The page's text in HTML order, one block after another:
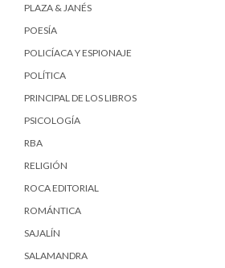
PLAZA & JANÉS
POESÍA
POLICÍACA Y ESPIONAJE
POLÍTICA
PRINCIPAL DE LOS LIBROS
PSICOLOGÍA
RBA
RELIGIÓN
ROCA EDITORIAL
ROMÁNTICA
SAJALÍN
SALAMANDRA